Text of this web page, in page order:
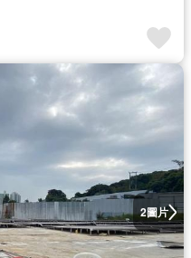
2圖片